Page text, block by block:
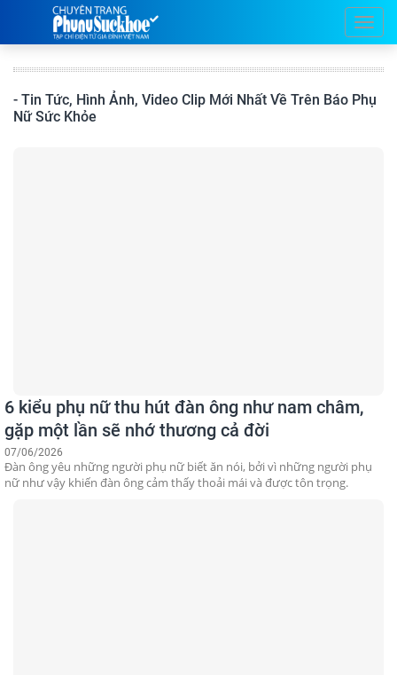
- Tin Tức, Hình Ảnh, Video Clip Mới Nhất Về Trên Báo Phụ
Nữ Sức Khỏe
6 kiểu phụ nữ thu hút đàn ông như nam châm,
gặp một lần sẽ nhớ thương cả đời
07/06/2026
Đàn ông yêu những người phụ nữ biết ăn nói, bởi vì những người phụ
nữ như vậy khiến đàn ông cảm thấy thoải mái và được tôn trọng.